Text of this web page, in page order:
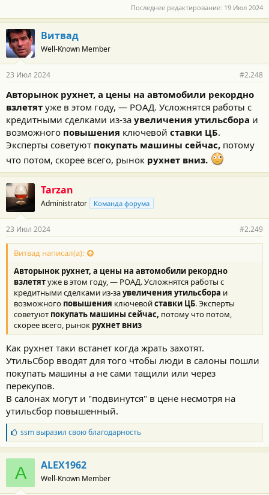
Последнее редактирование: 19 Июл 2024
Витвад
Well-Known Member
23 Июл 2024 #2.248
Авторынок рухнет, а цены на автомобили рекордно
взлетят уже в этом году, — РОАД. Усложнятся работы с
кредитными сделками из-за увеличения утильсбора и
возможного повышения ключевой ставки ЦБ.
Эксперты советуют покупать машины сейчас, потому
что потом, скорее всего, рынок рухнет вниз.
Tarzan
Administrator Команда форума
23 Июл 2024 #2.249
Витвад написал(а):
Авторынок рухнет, а цены на автомобили рекордно
взлетятуже в этом году, — РОАД. Усложнятся работы с
кредитными сделками из-заувеличения утильсбора и
возможного повышения ключевойставки ЦБ. Эксперты
советуют покупать машины сейчас, потому что потом,
скорее всего, рынок рухнет вниз
Как рухнет таки встанет когда жрать захотят.
УтильСбор вводят для того чтобы люди в салоны пошли
покупать машины а не сами тащили или через
перекупов.
В салонах могут и "подвинутся" в цене несмотря на
утильсбор повышенный.
Б
л
а
г
о
д
а
ssmвыразил свою благодарность
A ALEX1962
Well-Known Member